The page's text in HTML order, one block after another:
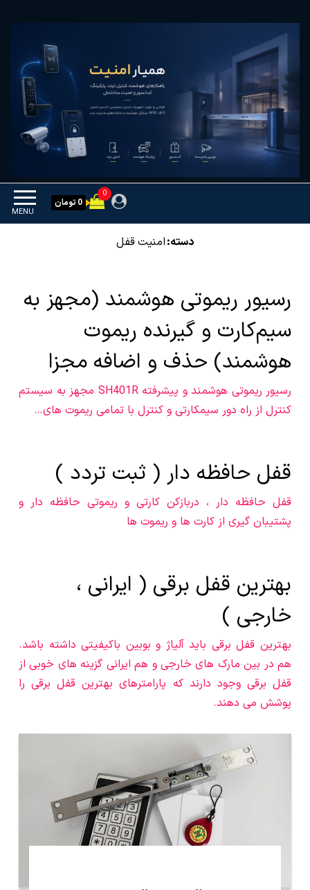
همیار امنیت
MENU
0
0 تومان
دسته:امنیت قفل
رسیور ریموتی هوشمند (مجهز به
سیم‌کارت و گیرنده ریموت
هوشمند) حذف و اضافه مجزا
رسیور ریموتی هوشمند و پیشرفته SH401R مجهز به سیستم
کنترل از راه دور سیمکارتی و کنترل با تمامی ریموت های…
قفل حافظه دار ( ثبت تردد )
قفل حافظه دار ، دربازکن کارتی و ریموتی حافظه دار و
پشتیبان گیری از کارت ها و ریموت ها
بهترین قفل برقی ( ایرانی ،
خارجی )
بهترین قفل برقی باید آلیاژ و بوبین باکیفیتی داشته باشد.
هم در بین مارک های خارجی و هم ایرانی گزینه های خوبی از
قفل برقی وجود دارند که پارامترهای بهترین قفل برقی را
پوشش می دهند.